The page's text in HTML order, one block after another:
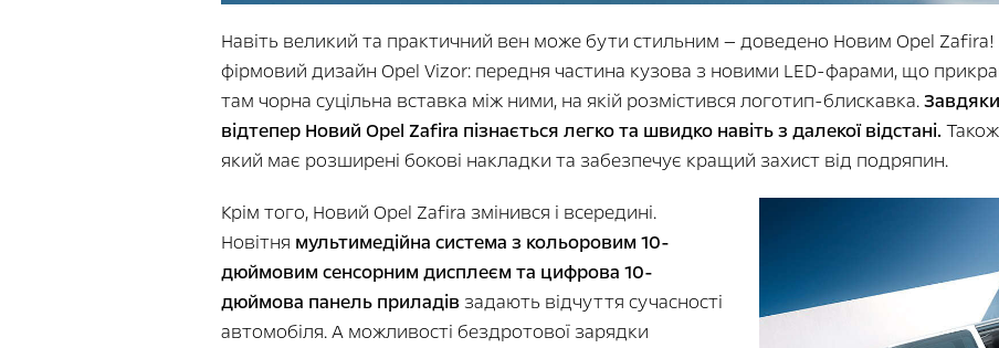
Навіть великий та практичний вен може бути стильним — доведено Новим Opel
фірмовий дизайн Opel Vizor: передня частина кузова з новими LED-фарами, що
там чорна суцільна вставка між ними, на якій розмістився логотип-блискавка.
відтепер Новий Opel Zafira пізнається легко та швидко навіть з далекої відстані.Також
який має розширені бокові накладки та забезпечує кращий захист від подряпин.
Крім того, Новий Opel Zafira змінився і всередині.
Новітня мультимедійна система з кольоровим 10-
дюймовим сенсорним дисплеєм та цифрова 10-
дюймова панель приладів задають відчуття сучасності
автомобіля. А можливості бездротової зарядки